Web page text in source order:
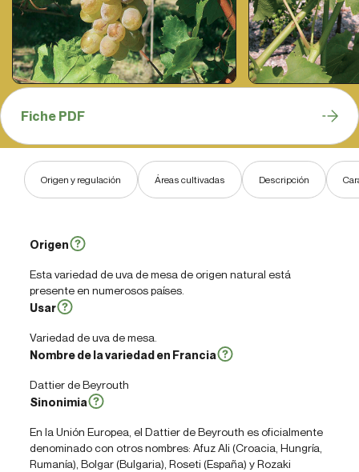
Origen y regulación Áreas cultivadas Descripción
Fiche PDF
Origen
Esta variedad de uva de mesa de origen natural está
presente en numerosos países.
Usar
Variedad de uva de mesa.
Nombre de la variedad en Francia
Dattier de Beyrouth
Sinonimia
En la Unión Europea, el Dattier de Beyrouth es oficialmente
denominado con otros nombres: Afuz Ali (Croacia, Hungría,
Rumanía), Bolgar (Bulgaria), Roseti (España) y Rozaki